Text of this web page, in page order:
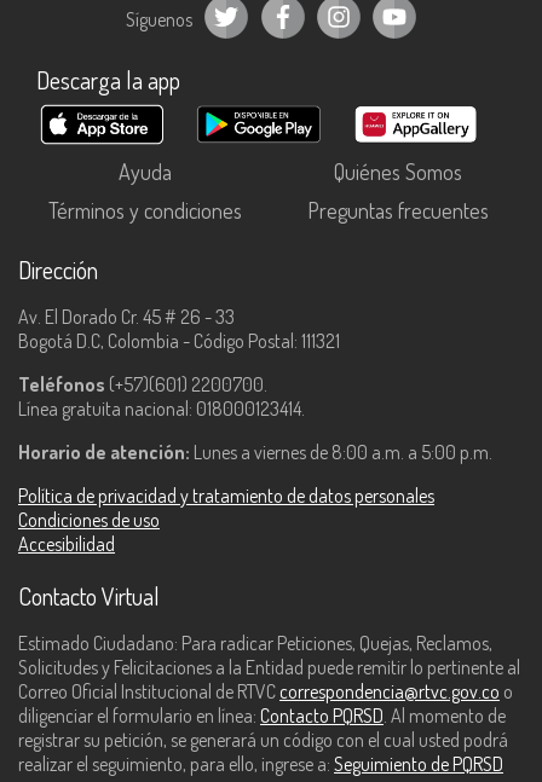
Síguenos
Descarga la app
Ayuda
Quiénes Somos
Términos y condiciones
Preguntas frecuentes
Dirección
Av. El Dorado Cr. 45 # 26 - 33
Bogotá D.C, Colombia - Código Postal: 111321
Teléfonos (+57)(601) 2200700.
Línea gratuita nacional: 018000123414.
Horario de atención: Lunes a viernes de 8:00 a.m. a 5:00 p.m.
Política de privacidad y tratamiento de datos personales
Condiciones de uso
Accesibilidad
Contacto Virtual
Estimado Ciudadano: Para radicar Peticiones, Quejas, Reclamos,
Solicitudes y Felicitaciones a la Entidad puede remitir lo pertinente al
Correo Oficial Institucional de RTVC correspondencia@rtvc.gov.co o
diligenciar el formulario en línea: Contacto PQRSD. Al momento de
registrar su petición, se generará un código con el cual usted podrá
realizar el seguimiento, para ello, ingrese a: Seguimiento de PQRSD